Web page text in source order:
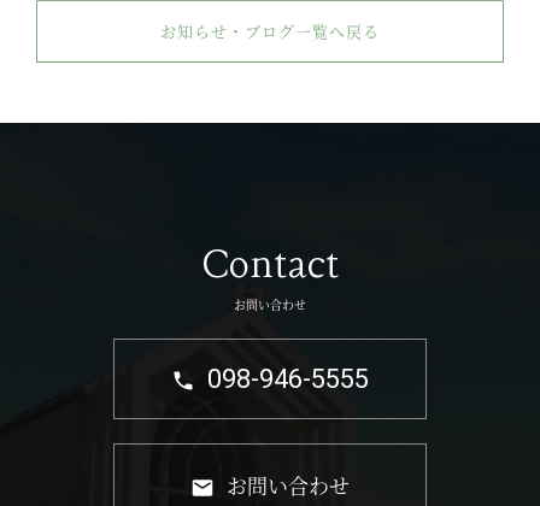
お知らせ・ブログ一覧へ戻る
Contact
お問い合わせ
098-946-5555
お問い合わせ